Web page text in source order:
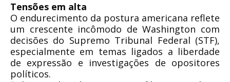
Tensões em alta
O endurecimento da postura americana reflete
um crescente incômodo de Washington com
decisões do Supremo Tribunal Federal (STF),
especialmente em temas ligados a liberdade
de expressão e investigações de opositores
políticos.